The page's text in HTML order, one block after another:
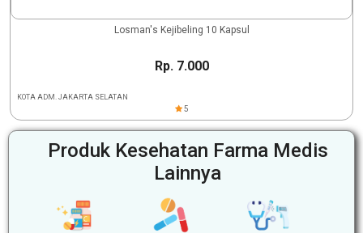
Losman's Kejibeling 10 Kapsul
Rp. 7.000
KOTA ADM. JAKARTA SELATAN
5
Produk Kesehatan Farma Medis
Lainnya